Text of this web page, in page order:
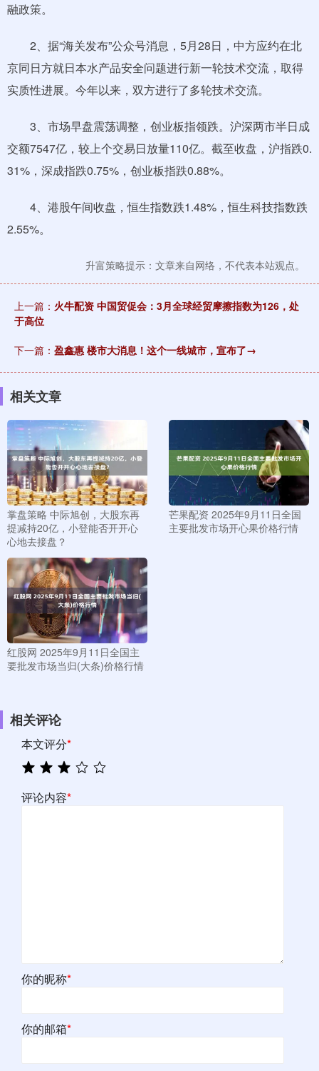
融政策。
2、据“海关发布”公众号消息，5月28日，中方应约在北
京同日方就日本水产品安全问题进行新一轮技术交流，取得
实质性进展。今年以来，双方进行了多轮技术交流。
3、市场早盘震荡调整，创业板指领跌。沪深两市半日成
交额7547亿，较上个交易日放量110亿。截至收盘，沪指跌0.
31%，深成指跌0.75%，创业板指跌0.88%。
4、港股午间收盘，恒生指数跌1.48%，恒生科技指数跌
2.55%。
升富策略提示：文章来自网络，不代表本站观点。
上一篇： 火牛配资 中国贸促会：3月全球经贸摩擦指数为126，处
于高位
下一篇： 盈鑫惠 楼市大消息！这个一线城市，宣布了→
相关文章
掌盘策略 中际旭创，大股东再
提减持20亿，小登能否开开心
心地去接盘？
芒果配资 2025年9月11日全国
主要批发市场开心果价格行情
红股网 2025年9月11日全国主
要批发市场当归(大条)价格行情
相关评论
本文评分*
评论内容*
你的昵称*
你的邮箱*